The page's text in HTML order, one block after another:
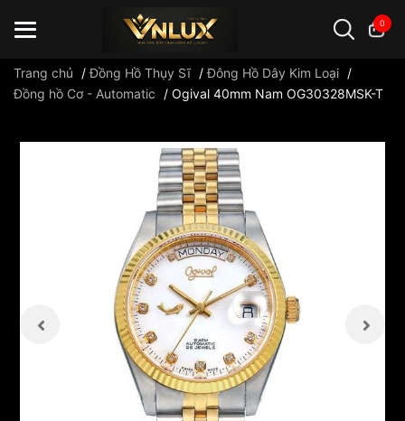
0
Trang chủ /Đồng Hồ Thụy Sĩ /Đông Hồ Dây Kim Loại /
Đồng hồ Cơ - Automatic
/ Ogival 40mm Nam OG30328MSK-T